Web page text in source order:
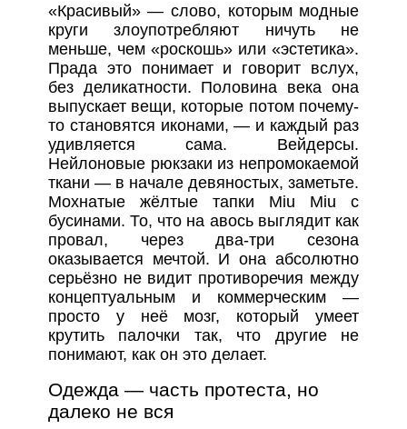
«Красивый» — слово, которым модные
круги злоупотребляют ничуть не
меньше, чем «роскошь» или «эстетика».
Прада это понимает и говорит вслух,
без деликатности. Половина века она
выпускает вещи, которые потом почему-
то становятся иконами, — и каждый раз
удивляется сама. Вейдерсы.
Нейлоновые рюкзаки из непромокаемой
ткани — в начале девяностых, заметьте.
Мохнатые жёлтые тапки Miu Miu с
бусинами. То, что на авось выглядит как
провал, через два-три сезона
оказывается мечтой. И она абсолютно
серьёзно не видит противоречия между
концептуальным и коммерческим —
просто у неё мозг, который умеет
крутить палочки так, что другие не
понимают, как он это делает.
Одежда — часть протеста, но
далеко не вся